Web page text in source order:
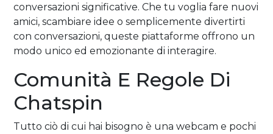
conversazioni significative. Che tu voglia fare nuovi
amici, scambiare idee o semplicemente divertirti
con conversazioni, queste piattaforme offrono un
modo unico ed emozionante di interagire.
Comunità E Regole Di
Chatspin
Tutto ciò di cui hai bisogno è una webcam e pochi